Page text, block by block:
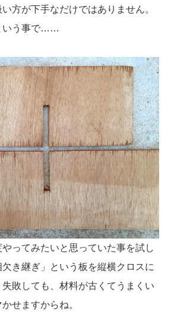
方が下手なだけではありません。
いう事で……
ってみたいと思っていた事を試し
き継ぎ」という板を縦横クロスに
敗しても、材料が古くてうまくい
せますからね。